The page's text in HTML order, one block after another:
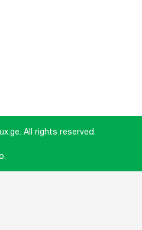
. All rights reserved.
.